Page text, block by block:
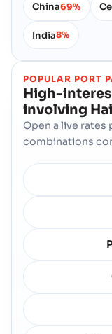
China69%
India8%
POPULAR PORT
High-
involving
Open a live
combinations